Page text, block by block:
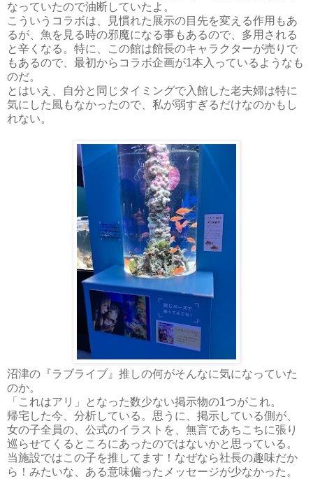
なっていたので油断していたよ。
こういうコラボは、見慣れた展示の目先を変える作用もあ
るが、魚を見る時の邪魔になる事もあるので、多用される
と辛くなる。特に、この館は館長のキャラクターが売りで
もあるので、最初からコラボ企画が1本入っているようなも
のだ。
とはいえ、自分と同じタイミングで入館した老夫婦は特に
気にした風もなかったので、私が弱すぎるだけなのかもし
れない。
沼津の『ラブライブ』推しの何がそんなに気になっていた
のか。
「これはアリ」となった数少ない掲示物の1つがこれ。
帰宅した今、分析している。思うに、掲示している側が、
女の子全員の、公式のイラストを、無言であちこちに張り
巡らせてくるところにあったのではないかと思っている。
当施設ではこの子を推してます！なぜなら社長の趣味だか
ら！みたいな、ある意味偏ったメッセージが少なかった。